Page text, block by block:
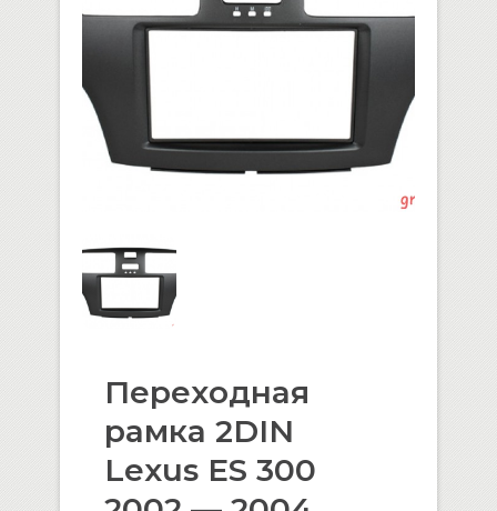
Переходная
рамка 2DIN
Lexus ES 300